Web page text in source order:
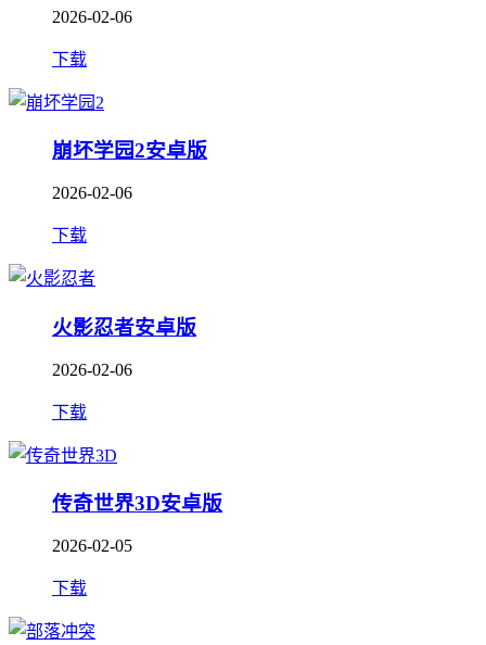
2026-02-06
下载
崩坏学园2安卓版
2026-02-06
下载
火影忍者安卓版
2026-02-06
下载
传奇世界3D安卓版
2026-02-05
下载